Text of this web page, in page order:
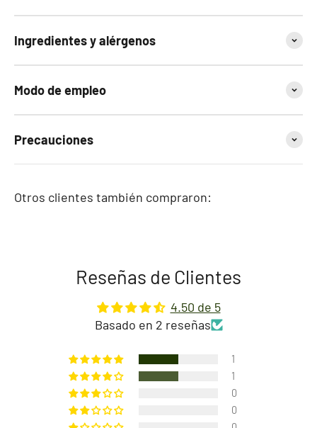
Ingredientes y alérgenos
Modo de empleo
Precauciones
Otros clientes también compraron:
Reseñas de Clientes
4.50 de 5
Basado en 2 reseñas
1
1
0
0